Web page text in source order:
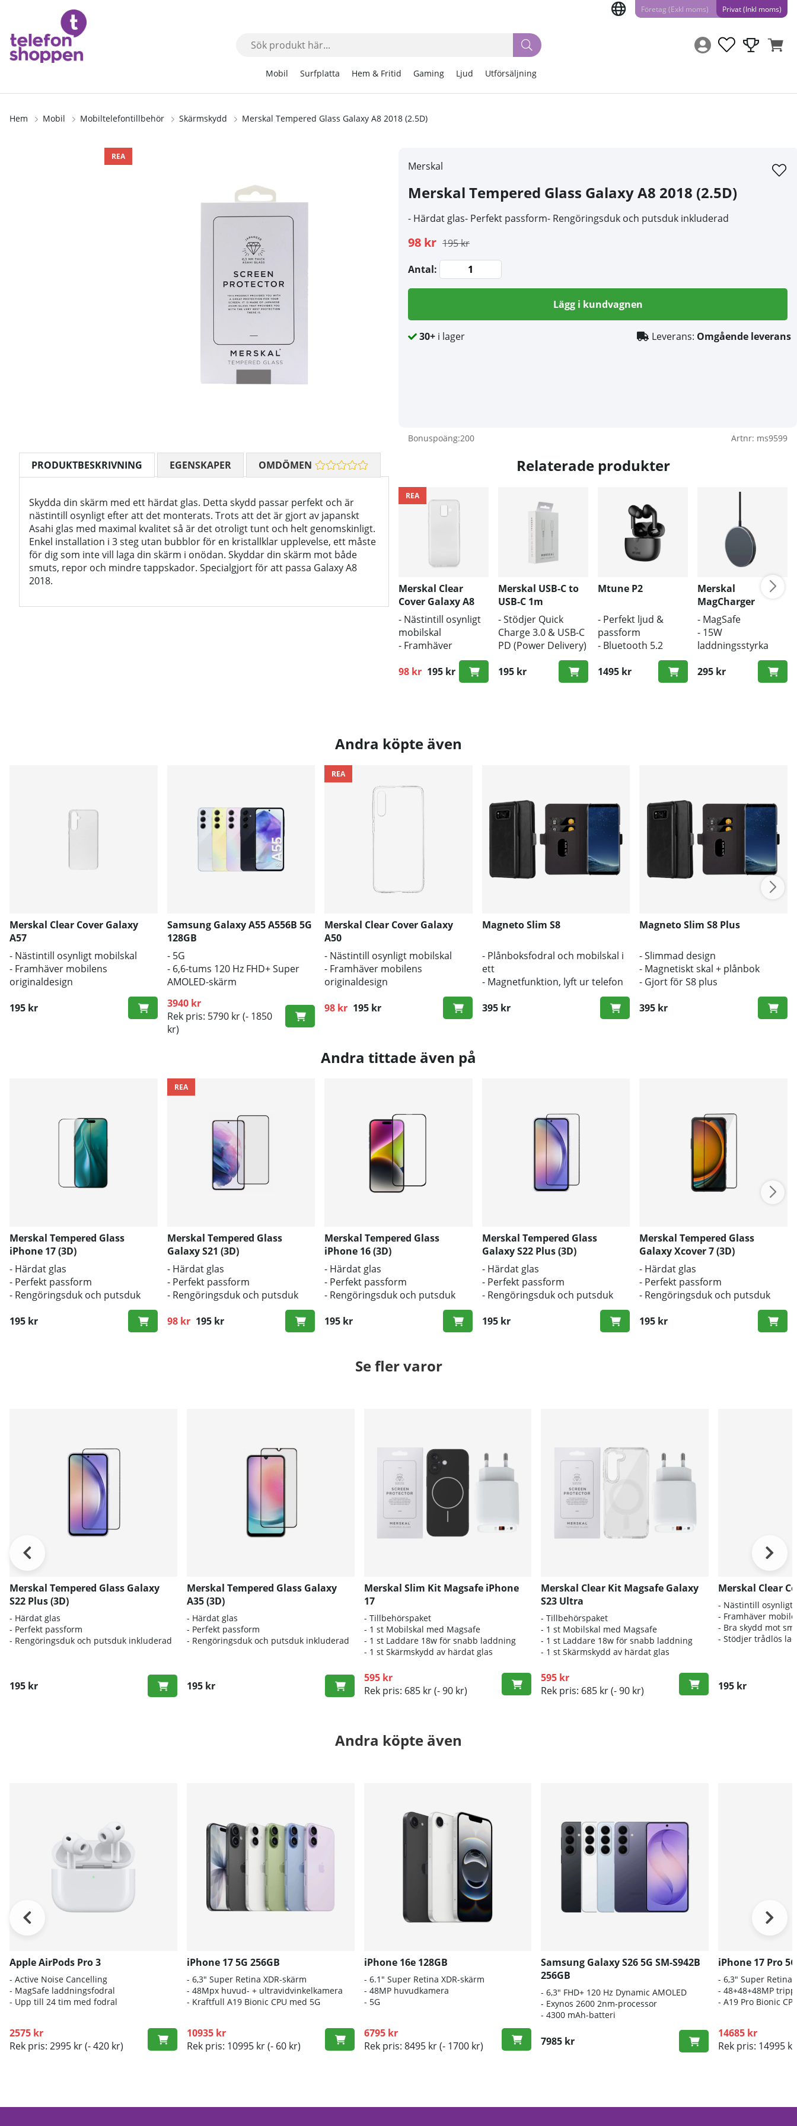
Företag (Exkl moms) Privat (Inkl moms)
Mobil Surfplatta Hem & Fritid Gaming Ljud Utförsäljning
Hem Mobil Mobiltelefontillbehör Skärmskydd Merskal Tempered Glass Galaxy A8 2018 (2.5D)
REA
Merskal
Merskal Tempered Glass Galaxy A8 2018 (2.5D)
- Härdat glas- Perfekt passform- Rengöringsduk och putsduk inkluderad
98 kr 195 kr
Antal:
Lägg i kundvagnen
30+ i lager Leverans: Omgående leverans
Bonuspoäng:200 Artnr: ms9599
PRODUKTBESKRIVNING
Skydda din skärm med ett härdat glas. Detta skydd passar perfekt och är
nästintill osynligt efter att det monterats. Trots att det är gjort av japanskt
Asahi glas med maximal kvalitet så är det otroligt tunt och helt genomskinligt.
Enkel installation i 3 steg utan bubblor för en kristallklar upplevelse, ett måste
för dig som inte vill laga din skärm i onödan. Skyddar din skärm mot både
smuts, repor och mindre tappskador. Specialgjort för att passa Galaxy A8
2018.
EGENSKAPER OMDÖMEN Relaterade produkter
REA
Merskal Clear
Cover Galaxy A8
2018
- Nästintill osynligt
mobilskal
- Framhäver
originaldesign
- Bra skydd mot
98 kr 195 kr
Ordinarie pris:
Merskal USB-C to
USB-C 1m
- Stödjer Quick
Charge 3.0 & USB-C
PD (Power Delivery)
- Snabb hastighet
195 kr
Mtune P2
- Perfekt ljud &
passform
- Bluetooth 5.2
- Trådlös laddning
1495 kr
Merskal
MagCharger
- MagSafe
- 15W
laddningsstyrka
- Trådlös laddare
295 kr
Andra köpte även
Merskal Clear Cover Galaxy
A57
- Nästintill osynligt mobilskal
- Framhäver mobilens
originaldesign
- Bra skydd mot smuts och repor
195 kr
Samsung Galaxy A55 A556B 5G
128GB
- 5G
- 6,6-tums 120 Hz FHD+ Super
AMOLED-skärm
3940 kr
Rek pris: 5790 kr(- 1850
kr)
REA
Merskal Clear Cover Galaxy
A50
- Nästintill osynligt mobilskal
- Framhäver mobilens
originaldesign
- Bra skydd mot smuts och repor
98 kr 195 kr
Ordinarie pris:
Magneto Slim S8
- Plånboksfodral och mobilskal i
ett
- Magnetfunktion, lyft ur telefon
- Enkelt åtkomst av alla knappar
395 kr
Magneto Slim S8 Plus
- Slimmad design
- Magnetiskt skal + plånbok
- Gjort för S8 plus
395 kr
Andra tittade även på
Merskal Tempered Glass
iPhone 17 (3D)
- Härdat glas
- Perfekt passform
- Rengöringsduk och putsduk
195 kr
REA
Merskal Tempered Glass
Galaxy S21 (3D)
- Härdat glas
- Perfekt passform
- Rengöringsduk och putsduk
98 kr 195 kr
Ordinarie pris:
Merskal Tempered Glass
iPhone 16 (3D)
- Härdat glas
- Perfekt passform
- Rengöringsduk och putsduk
195 kr
Merskal Tempered Glass
Galaxy S22 Plus (3D)
- Härdat glas
- Perfekt passform
- Rengöringsduk och putsduk
195 kr
Merskal Tempered Glass
Galaxy Xcover 7 (3D)
- Härdat glas
- Perfekt passform
- Rengöringsduk och putsduk
195 kr
Se fler varor
Merskal Tempered Glass Galaxy
S22 Plus (3D)
- Härdat glas
- Perfekt passform
- Rengöringsduk och putsduk inkluderad
195 kr
Merskal Tempered Glass Galaxy
A35 (3D)
- Härdat glas
- Perfekt passform
- Rengöringsduk och putsduk inkluderad
195 kr
Merskal Slim Kit Magsafe iPhone
17
- Tillbehörspaket
- 1 st Mobilskal med Magsafe
- 1 st Laddare 18w för snabb laddning
- 1 st Skärmskydd av härdat glas
595 kr
Rek pris: 685 kr(- 90 kr)
Merskal Clear Kit Magsafe Galaxy
S23 Ultra
- Tillbehörspaket
- 1 st Mobilskal med Magsafe
- 1 st Laddare 18w för snabb laddning
- 1 st Skärmskydd av härdat glas
595 kr
Rek pris: 685 kr(- 90 kr)
Merskal Clear
- Nästintill osynligt
- Framhäver
- Bra skydd mot
- Stödjer trådlös
195 kr
Andra köpte även
Apple AirPods Pro 3
- Active Noise Cancelling
- MagSafe laddningsfodral
- Upp till 24 tim med fodral
2575 kr
Rek pris: 2995 kr(- 420 kr)
iPhone 17 5G 256GB
- 6,3" Super Retina XDR-skärm
- 48Mpx huvud- + ultravidvinkelkamera
- Kraftfull A19 Bionic CPU med 5G
10935 kr
Rek pris: 10995 kr(- 60 kr)
iPhone 16e 128GB
- 6.1″ Super Retina XDR-skärm
- 48MP huvudkamera
- 5G
6795 kr
Rek pris: 8495 kr(- 1700 kr)
Samsung Galaxy S26 5G SM-S942B
256GB
- 6,3" FHD+ 120 Hz Dynamic AMOLED
- Exynos 2600 2nm-processor
-4300 mAh-batteri
7985 kr
iPhone 17 Pro
- 6,3" Super Retina
- 48+48+48MP
-A19 Pro Bionic
14685 kr
Rek pris: 14995 kr